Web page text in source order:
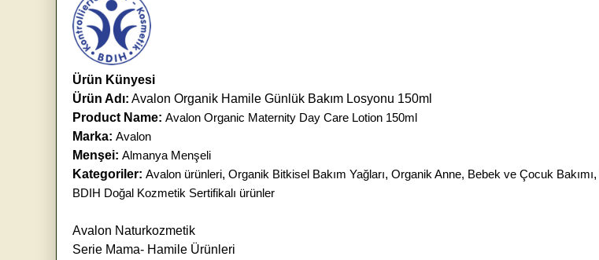
Ürün Künyesi
Ürün Adı: Avalon Organik Hamile Günlük Bakım Losyonu 150ml
Product Name: Avalon Organic Maternity Day Care Lotion 150ml
Marka: Avalon
Menşei: Almanya Menşeli
Kategoriler: Avalon ürünleri, Organik Bitkisel Bakım Yağları, Organik Anne, Bebek ve Çocuk Bakımı,
BDIH Doğal Kozmetik Sertifikalı ürünler
Avalon Naturkozmetik
Serie Mama- Hamile Ürünleri